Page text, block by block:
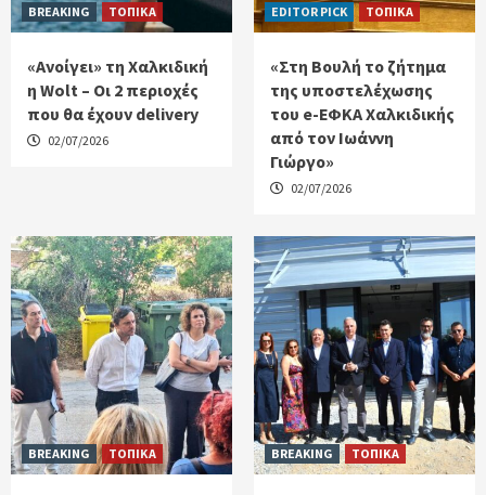
BREAKING ΤΟΠΙΚΑ
«Ανοίγει» τη Χαλκιδική
η Wolt – Οι 2 περιοχές
που θα έχουν delivery
02/07/2026
EDITOR PICK ΤΟΠΙΚΑ
«Στη Βουλή το ζήτημα
της υποστελέχωσης
του e-ΕΦΚΑ Χαλκιδικής
από τον Ιωάννη
Γιώργο»
02/07/2026
BREAKING ΤΟΠΙΚΑ BREAKING ΤΟΠΙΚΑ